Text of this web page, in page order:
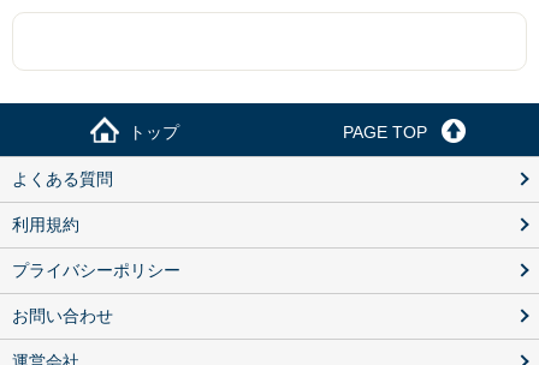
トップ PAGE TOP
よくある質問
利用規約
プライバシーポリシー
お問い合わせ
運営会社